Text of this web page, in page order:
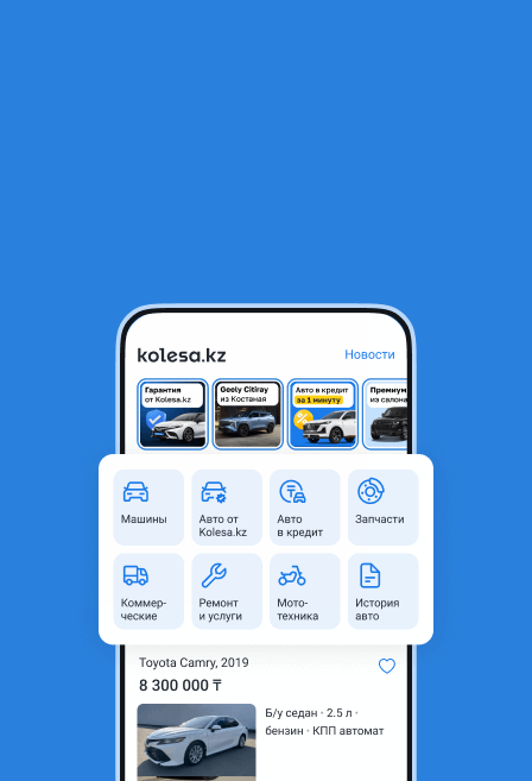
Toyota Land Cruiser 2005 года
Алматы, Алматинская
область
Toyota Land
Cruiser
Комментарий продавца
Продам на запчасти